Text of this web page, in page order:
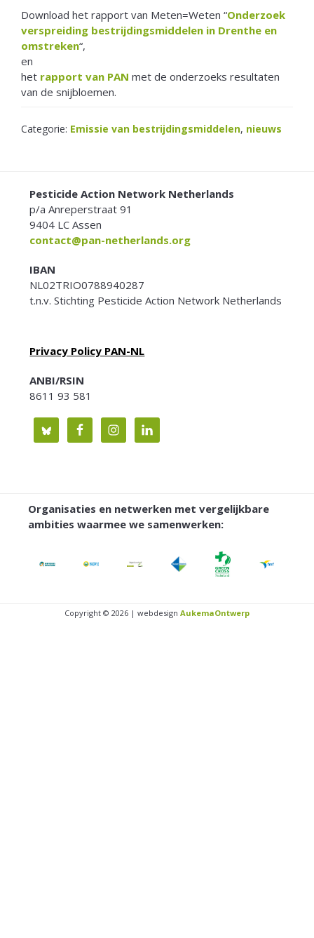
Download het rapport van Meten=Weten “Onderzoek
verspreiding bestrijdingsmiddelen in Drenthe en
omstreken“,
en
het rapport van PAN met de onderzoeks resultaten
van de snijbloemen.
Categorie: Emissie van bestrijdingsmiddelen, nieuws
FOOTERPesticide Action Network Netherlands
p/a Anreperstraat 91
9404 LC Assen
contact@pan-netherlands.org
IBAN
NL02TRIO0788940287
t.n.v. Stichting Pesticide Action Network Netherlands
Privacy Policy PAN-NL
ANBI/RSIN
8611 93 581
Organisaties en netwerken met vergelijkbare
ambities waarmee we samenwerken:
Copyright © 2026 | webdesign AukemaOntwerp